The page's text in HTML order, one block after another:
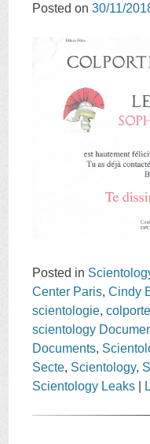
Posted on30/11/
Posted in
Center Paris,Cindy
scientologie,
scientology
Documents,
Secte, Scientology,
Scientology Leaks